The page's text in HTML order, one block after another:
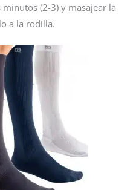
(2-3) y masajear la
a la rodilla.